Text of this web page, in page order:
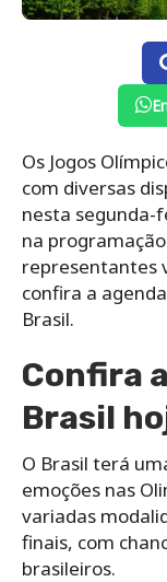
Os Jogos
com diversas
nesta segunda-
na
representantes
confira a
Brasil.
Confira
Brasil
O Brasil terá
emoções nas
variadas
finais, com
brasileiros.